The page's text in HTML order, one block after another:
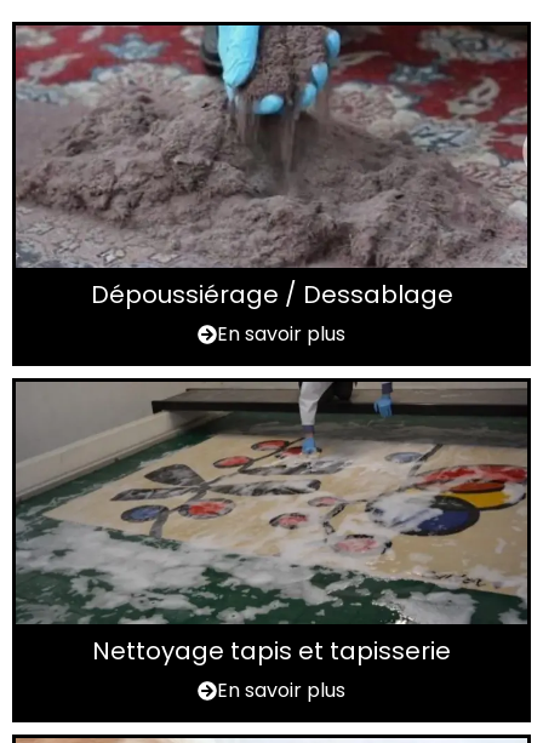
Dépoussiérage / Dessablage
En savoir plus
Nettoyage tapis et tapisserie
En savoir plus